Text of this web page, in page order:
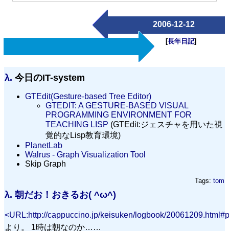
2006-12-12
[長年日記]
λ. 今日のIT-system
GTEdit(Gesture-based Tree Editor)
GTEDIT: A GESTURE-BASED VISUAL
PROGRAMMING ENVIRONMENT FOR
TEACHING LISP (GTEdit:ジェスチャを用いた視
覚的なLisp教育環境)
PlanetLab
Walrus - Graph Visualization Tool
Skip Graph
Tags: tom
λ. 朝だお！おきるお( ^ω^)
<URL:http://cappuccino.jp/keisuken/logbook/
より。 1時は朝なのか……